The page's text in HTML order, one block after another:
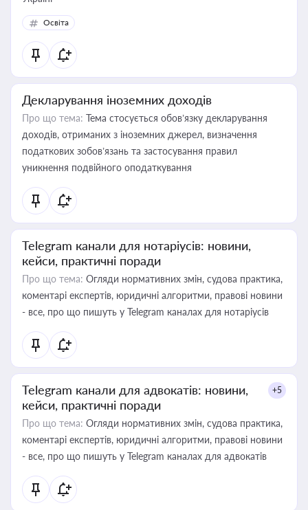
Освіта
Декларування іноземних доходів
Про що тема: Тема стосується обов’язку декларування
доходів, отриманих з іноземних джерел, визначення
податкових зобов’язань та застосування правил
уникнення подвійного оподаткування
Telegram канали для нотаріусів: новини,
кейси, практичні поради
Про що тема: Огляди нормативних змін, судова практика,
коментарі експертів, юридичні алгоритми, правові новини
- все, про що пишуть у Telegram каналах для нотаріусів
Telegram канали для адвокатів: новини,
кейси, практичні поради
+5
Про що тема: Огляди нормативних змін, судова практика,
коментарі експертів, юридичні алгоритми, правові новини
- все, про що пишуть у Telegram каналах для адвокатів